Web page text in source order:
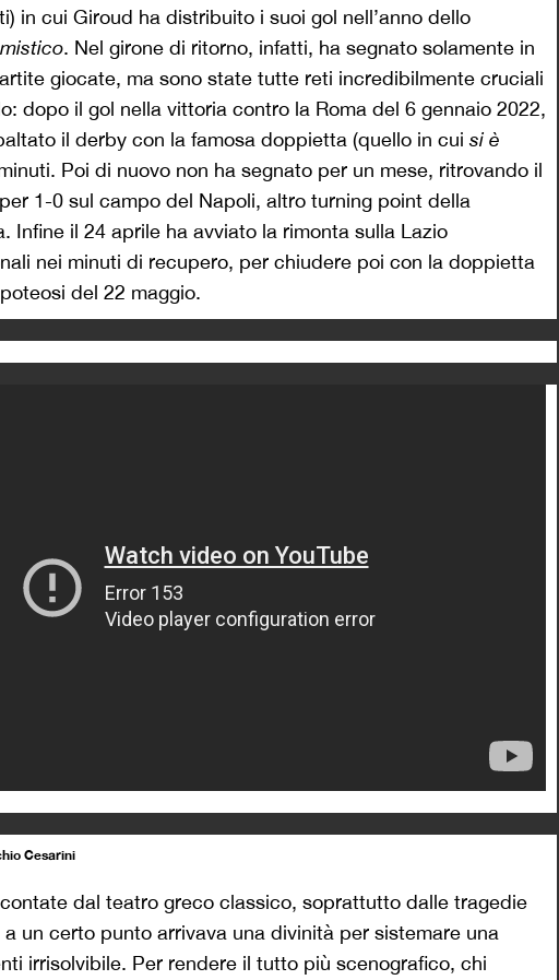
in cui Giroud ha distribuito i suoi gol nell’anno dello
mistico. Nel girone di ritorno, infatti, ha segnato solamente in
giocate, ma sono state tutte reti incredibilmente cruciali
dopo il gol nella vittoria contro la Roma del 6 gennaio 2022,
il derby con la famosa doppietta (quello in cui si è
Poi di nuovo non ha segnato per un mese, ritrovando il
1-0 sul campo del Napoli, altro turning point della
Infine il 24 aprile ha avviato la rimonta sulla Lazio
nei minuti di recupero, per chiudere poi con la doppietta
del 22 maggio.
Cesarini
dal teatro greco classico, soprattutto dalle tragedie
un certo punto arrivava una divinità per sistemare una
irrisolvibile. Per rendere il tutto più scenografico, chi